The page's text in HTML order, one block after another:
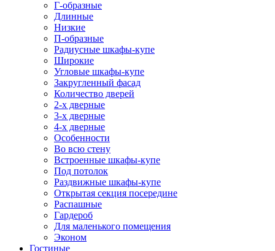
Г-образные
Длинные
Низкие
П-образные
Радиусные шкафы-купе
Широкие
Угловые шкафы-купе
Закругленный фасад
Количество дверей
2-х дверные
3-х дверные
4-х дверные
Особенности
Во всю стену
Встроенные шкафы-купе
Под потолок
Раздвижные шкафы-купе
Открытая секция посередине
Распашные
Гардероб
Для маленького помещения
Эконом
Гостиные